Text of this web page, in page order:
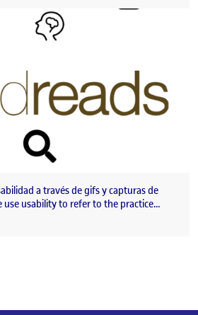
a través de gifs y capturas de
usability to refer to the practice…